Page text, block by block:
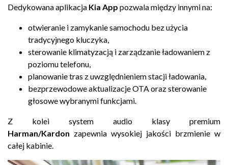
Dedykowana aplikacja Kia App pozwala między innymi na:
otwieranie i zamykanie samochodu bez użycia
tradycyjnego kluczyka,
sterowanie klimatyzacją i zarządzanie ładowaniem z
poziomu telefonu,
planowanie tras z uwzględnieniem stacji ładowania,
bezprzewodowe aktualizacje OTA oraz sterowanie
głosowe wybranymi funkcjami.
Z kolei system audio klasy premium
Harman/Kardon zapewnia wysokiej jakości brzmienie w
całej kabinie.